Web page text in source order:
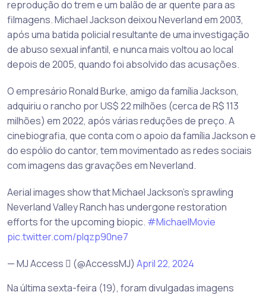
reprodução do trem e um balão de ar quente para as
filmagens. Michael Jackson deixou Neverland em 2003,
após uma batida policial resultante de uma investigação
de abuso sexual infantil, e nunca mais voltou ao local
depois de 2005, quando foi absolvido das acusações.
O empresário Ronald Burke, amigo da família Jackson,
adquiriu o rancho por US$ 22 milhões (cerca de R$ 113
milhões) em 2022, após várias reduções de preço. A
cinebiografia, que conta com o apoio da família Jackson e
do espólio do cantor, tem movimentado as redes sociais
com imagens das gravações em Neverland.
Aerial images show that Michael Jackson's sprawling
Neverland Valley Ranch has undergone restoration
efforts for the upcoming biopic. #MichaelMovie
pic.twitter.com/plqzp90ne7
— MJ Access  (@AccessMJ) April 22, 2024
Na última sexta-feira (19), foram divulgadas imagens